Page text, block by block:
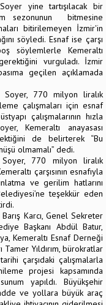
yine tartışılacak bir
sezonunun bitmesine
bitirilemeyen İzmir'in
söyledi. Esnaf ise çarşı
söylemlerle Kemeraltı
vurguladı. İzmir
geçilen açıklamada
Soyer, 770 milyon liralık
çalışmaları için esnaf
çalışmalarının hızla
Kemeraltı anayasası
de belirterek “Bu
olmamalı” dedi.
770 milyon liralık
çarşısının esnafıyla
ve gerilim hatlarını
teşekkür eden
Karcı, Genel Sekreter
Başkanı Abdül Batur,
Kemeraltı Esnaf Derneği
Tamer Yıldırım, bürokratlar
çarşıdaki çalışmalarla
projesi kapsamında
yapıldı. Büyükşehir
ve yollara büyük araç